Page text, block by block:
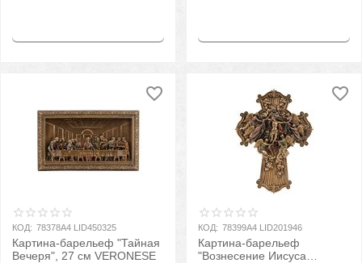
КОД: 78378A4 LID450325
Картина-барельеф "Тайная
Вечеря", 27 см VERONESE
КОД: 78399A4 LID201946
Картина-барельеф
"Вознесение Иисуса